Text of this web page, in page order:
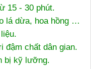
15 - 30 phút.
lá dừa, hoa hồng …
đậm chất dân gian.
bị kỹ lưỡng.